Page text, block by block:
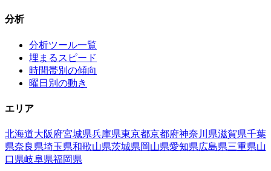
分析
分析ツール一覧
埋まるスピード
時間帯別の傾向
曜日別の動き
エリア
北海道大阪府宮城県兵庫県東京都京都府神奈川県滋賀県千葉
県奈良県埼玉県和歌山県茨城県岡山県愛知県広島県三重県山
口県岐阜県福岡県